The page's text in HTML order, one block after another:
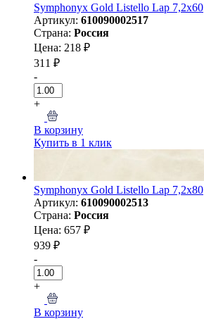
Symphonyx Gold Listello Lap 7,2x60
Артикул: 610090002517
Страна: Россия
Цена: 218 ₽
311 ₽
-
+
В корзину
Купить в 1 клик
Symphonyx Gold Listello Lap 7,2x80
Артикул: 610090002513
Страна: Россия
Цена: 657 ₽
939 ₽
-
+
В корзину